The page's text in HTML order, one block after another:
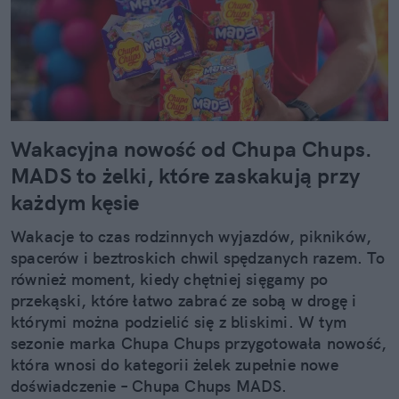
Wakacyjna nowość od Chupa Chups.
MADS to żelki, które zaskakują przy
każdym kęsie
Wakacje to czas rodzinnych wyjazdów, pikników,
spacerów i beztroskich chwil spędzanych razem. To
również moment, kiedy chętniej sięgamy po
przekąski, które łatwo zabrać ze sobą w drogę i
którymi można podzielić się z bliskimi. W tym
sezonie marka Chupa Chups przygotowała nowość,
która wnosi do kategorii żelek zupełnie nowe
doświadczenie – Chupa Chups MADS.